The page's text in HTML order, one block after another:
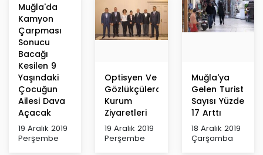
Muğla'da
Kamyon
Çarpması
Sonucu
Bacağı
Kesilen 9
Yaşındaki
Çocuğun
Ailesi Dava
Açacak
19 Aralık 2019
Perşembe
Optisyen Ve
Gözlükçülerden
Kurum
Ziyaretleri
19 Aralık 2019
Perşembe
Muğla'ya
Gelen Turist
Sayısı Yüzde
17 Arttı
18 Aralık 2019
Çarşamba